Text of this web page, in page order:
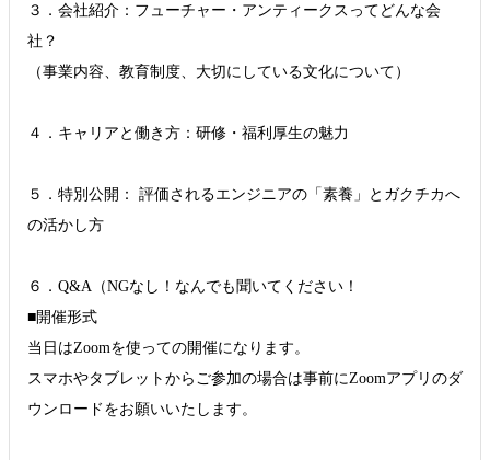
３．会社紹介：フューチャー・アンティークスってどんな会
社？
（事業内容、教育制度、大切にしている文化について）
４．キャリアと働き方：研修・福利厚生の魅力
５．特別公開： 評価されるエンジニアの「素養」とガクチカへ
の活かし方
６．Q&A（NGなし！なんでも聞いてください！
■開催形式
当日はZoomを使っての開催になります。
スマホやタブレットからご参加の場合は事前にZoomアプリのダ
ウンロードをお願いいたします。